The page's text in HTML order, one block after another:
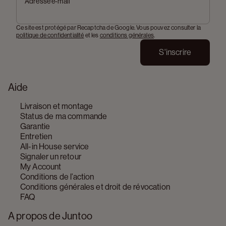
Aide
Livraison et montage
Status de ma commande
Garantie
Entretien
All-in House service
Signaler un retour
My Account
Conditions de l’action
Conditions générales et droit de révocation
FAQ
A propos de Juntoo
Ce site est protégé par Recaptcha de Google. Vous pouvez consulter la
politique de confidentialité et les conditions générales.
S'inscrire